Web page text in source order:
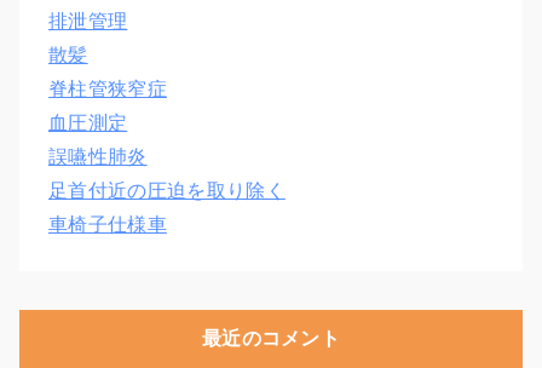
排泄管理
散髪
脊柱管狭窄症
血圧測定
誤嚥性肺炎
足首付近の圧迫を取り除く
車椅子仕様車
最近のコメント